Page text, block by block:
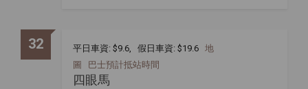
32 平日車資: $9.6, 假日車資: $19.6 地
圖
巴士預計抵站時間
四眼馬